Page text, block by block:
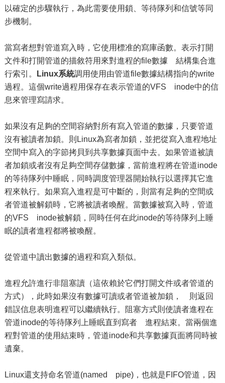
以確定的步驟執行，為此需要使用鎖、等待隊列和信號等同
步機制。
當寫者想對管道寫入時，它使用標准的寫庫函數。表示打開
文件和打開管道的描敘符用來對進程的file數據 結構集合進
行索引。
Linux系統調用使用由管道file數據結構指向的write
過程。這個write過程用保存在表示管道的VFS inode中的信
息來管理寫請求。
如果沒有足夠的空間容納對所有寫入管道的數據，只要管道
沒有被讀者加鎖。則Linux為寫者加鎖，並把從寫入進程地址
空間中寫入的字節拷貝到共享數據頁面中去。如果管道被讀
者加鎖或者沒有足夠空間存儲數據，當前進程將在管道inode
的等待隊列中睡眠，同時調度管理器開始執行以選擇其它進
程來執行。如果寫入進程是可中斷的，則當有足夠的空間或
者管道被解鎖時，它將被讀者喚醒。當數據被寫入時，管道
的VFS inode被解鎖，同時任何在此inode的等待隊列上睡
眠的讀者進程都將被喚醒。
從管道中讀出數據的過程和寫入類似。
進程允許進行非阻塞讀（這依賴於它們打開文件或者管道的
方式），此時如果沒有數據可讀或者管道被加鎖， 則返回
錯誤信息表明進程可以繼續執行。阻塞方式則使讀者進程在
管道inode的等待隊列上睡眠直到寫者 進程結束。當兩個進
程對管道的使用結束時，管道inode和共享數據頁面將同時被
遺棄。
Linux還支持命名管道(named pipe)，也就是FIFO管道，因